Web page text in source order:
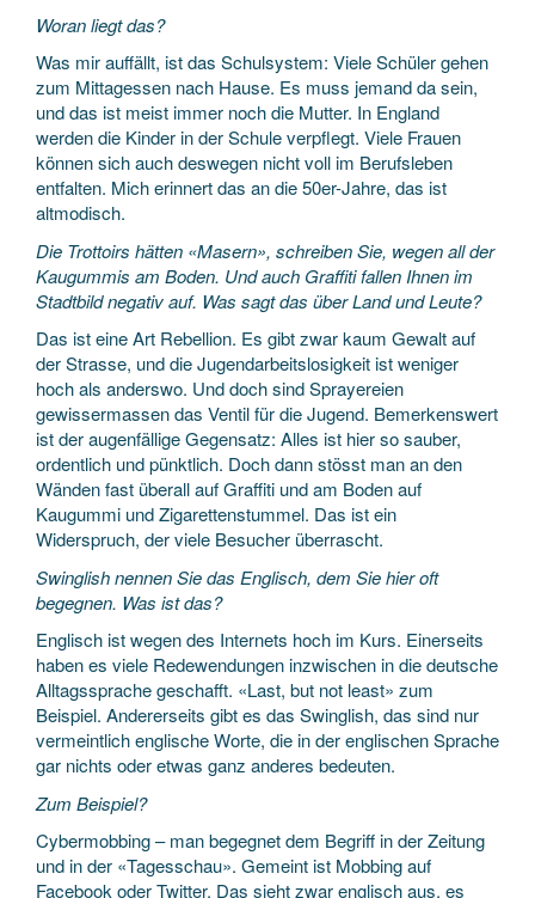
Woran liegt das?
Was mir auffällt, ist das Schulsystem: Viele Schüler gehen
zum Mittagessen nach Hause. Es muss jemand da sein,
und das ist meist immer noch die Mutter. In England
werden die Kinder in der Schule verpflegt. Viele Frauen
können sich auch deswegen nicht voll im Berufsleben
entfalten. Mich erinnert das an die 50er-Jahre, das ist
altmodisch.
Die Trottoirs hätten «Masern», schreiben Sie, wegen all der
Kaugummis am Boden. Und auch Graffiti fallen Ihnen im
Stadtbild negativ auf. Was sagt das über Land und Leute?
Das ist eine Art Rebellion. Es gibt zwar kaum Gewalt auf
der Strasse, und die Jugendarbeitslosigkeit ist weniger
hoch als anderswo. Und doch sind Sprayereien
gewissermassen das Ventil für die Jugend. Bemerkenswert
ist der augenfällige Gegensatz: Alles ist hier so sauber,
ordentlich und pünktlich. Doch dann stösst man an den
Wänden fast überall auf Graffiti und am Boden auf
Kaugummi und Zigarettenstummel. Das ist ein
Widerspruch, der viele Besucher überrascht.
Swinglish nennen Sie das Englisch, dem Sie hier oft
begegnen. Was ist das?
Englisch ist wegen des Internets hoch im Kurs. Einerseits
haben es viele Redewendungen inzwischen in die deutsche
Alltagssprache geschafft. «Last, but not least» zum
Beispiel. Andererseits gibt es das Swinglish, das sind nur
vermeintlich englische Worte, die in der englischen Sprache
gar nichts oder etwas ganz anderes bedeuten.
Zum Beispiel?
Cybermobbing – man begegnet dem Begriff in der Zeitung
und in der «Tagesschau». Gemeint ist Mobbing auf
Facebook oder Twitter. Das sieht zwar englisch aus, es